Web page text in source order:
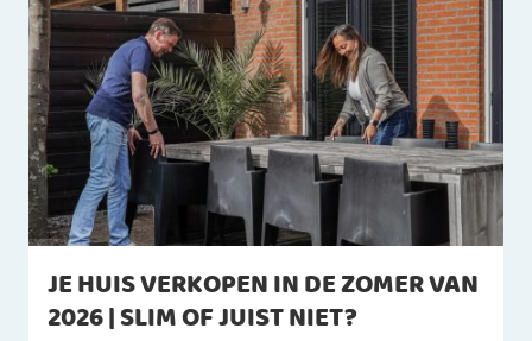
JE HUIS VERKOPEN IN DE ZOMER VAN
2026 | SLIM OF JUIST NIET?